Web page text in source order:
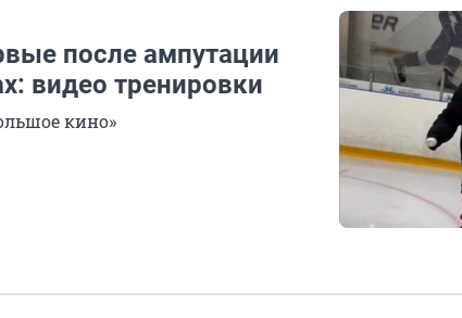
после ампутации
видео тренировки
кино»